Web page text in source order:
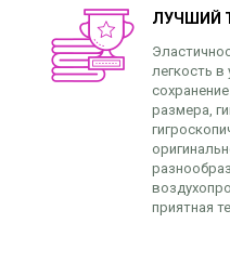
ЛУЧШИЙ
легкость в
размера,
приятная